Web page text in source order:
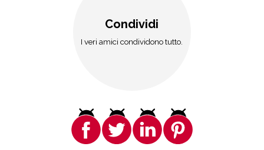
Condividi
I veri amici condividono tutto.